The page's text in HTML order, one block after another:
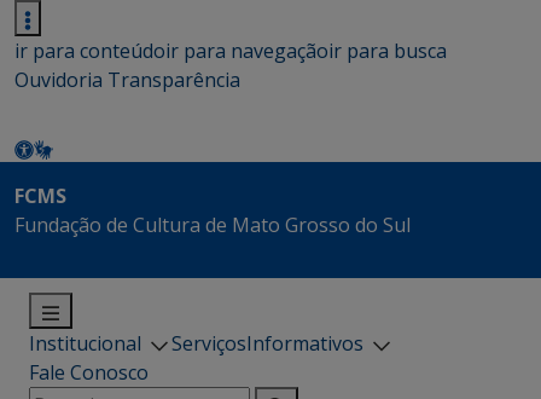
ir para conteúdoir para navegaçãoir para busca
Ouvidoria Transparência
FCMS
Fundação de Cultura de Mato Grosso do Sul
Institucional ServiçosInformativos
Fale Conosco